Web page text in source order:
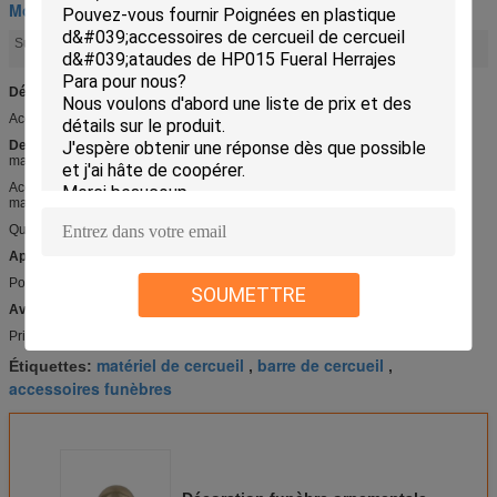
SOUMETTRE
Montage de cercueil
Surligner: matériel de cercueil ,accessoires funèbres
Détail rapide :
Accessoire D024 de cercueil
Description :
matériel : métal
Accessoire D024 de cercueil
matériel : métal
Quantité de minute : 30000pcs
Applications :
Poignée et décoration en bois ou en métal de cercueil
Avantage compétitif :
Prix concurrentiel et de haute qualité
Étiquettes: matériel de cercueil , barre de cercueil ,
accessoires funèbres